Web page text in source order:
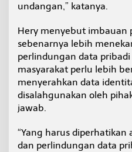
undangan,” katanya.
Hery menyebut imbauan
sebenarnya lebih
perlindungan data
masyarakat perlu lebih
menyerahkan data
disalahgunakan oleh
jawab.
“Yang harus diperhatikan
dan perlindungan data